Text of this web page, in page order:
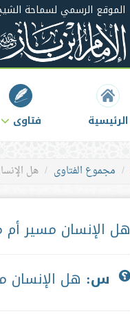
الموقع الرسمي لسماحة
الرئيسية فتاوى
مجموع الفتاوى هل
هل الإنسان مسير أم
س: هل الإنسان